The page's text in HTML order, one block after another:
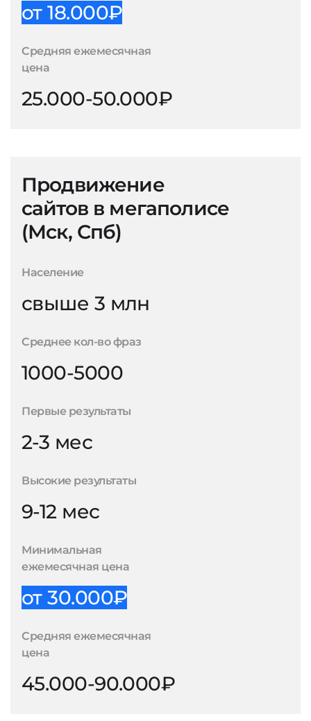
от 18.000₽
Средняя ежемесячная
цена
25.000-50.000₽
Продвижение
сайтов в мегаполисе
(Мск, Спб)
Население
свыше 3 млн
Среднее кол-во фраз
1000-5000
Первые результаты
2-3 мес
Высокие результаты
9-12 мес
Минимальная
ежемесячная цена
от 30.000₽
Средняя ежемесячная
цена
45.000-90.000₽